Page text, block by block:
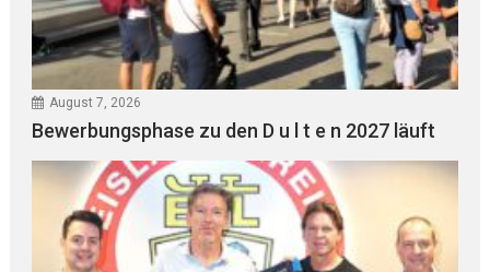
August 7, 2026
Bewerbungsphase zu den D u l t e n 2027 läuft